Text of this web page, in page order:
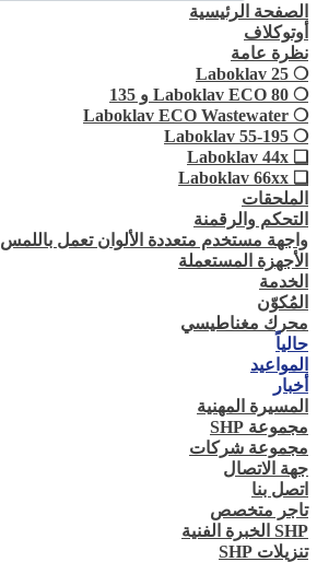
الصفحة الرئيسية
أوتوكلاف
نظرة عامة
❍ Laboklav 25
❍ Laboklav ECO 80 و 135
❍ Laboklav ECO Wastewater
❍ Laboklav 55-195
❏ Laboklav 44x
❏ Laboklav 66xx
الملحقات
التحكم والرقمنة
واجهة مستخدم متعددة الألوان تعمل باللمس
الأجهزة المستعملة
الخدمة
المُكوّن
محرك مغناطيسي
حالياً
المواعيد
أخبار
المسيرة المهنية
مجموعة SHP
مجموعة شركات
جهة الاتصال
اتصل بنا
تاجر متخصص
SHP الخبرة الفنية
تنزيلات SHP